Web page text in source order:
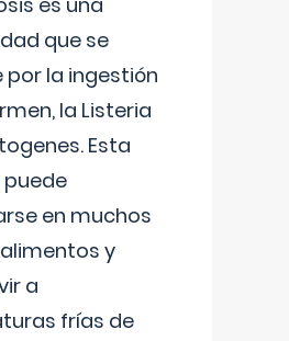
que se
por la ingestión
la Listeria
Esta
en muchos
y
a
frías de